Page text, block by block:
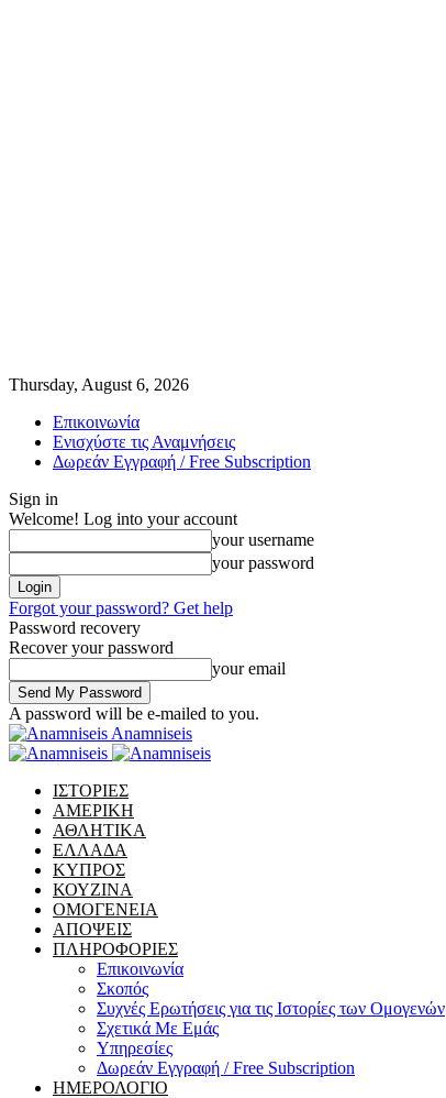
Thursday, August 6, 2026
Επικοινωνία
Ενισχύστε τις Αναμνήσεις
Δωρεάν Εγγραφή / Free Subscription
Sign in
Welcome! Log into your account
your username
your password
Forgot your password? Get help
Password recovery
Recover your password
your email
A password will be e-mailed to you.
Anamniseis
ΙΣΤΟΡΙΕΣ
ΑΜΕΡΙΚΗ
ΑΘΛΗΤΙΚΑ
ΕΛΛΑΔΑ
ΚΥΠΡΟΣ
ΚΟΥΖΙΝΑ
ΟΜΟΓΕΝΕΙΑ
ΑΠΟΨΕΙΣ
ΠΛΗΡΟΦΟΡΙΕΣ
Επικοινωνία
Σκοπός
Συχνές Ερωτήσεις για τις Ιστορίες των Ομογενών
Σχετικά Με Εμάς
Υπηρεσίες
Δωρεάν Εγγραφή / Free Subscription
ΗΜΕΡΟΛΟΓΙΟ